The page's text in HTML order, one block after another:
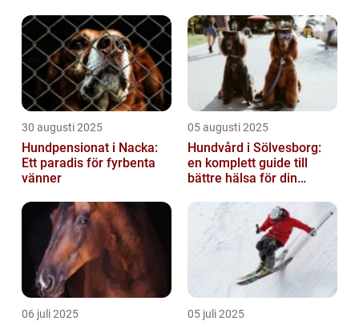
30 augusti 2025
Hundpensionat i Nacka:
Ett paradis för fyrbenta
vänner
05 augusti 2025
Hundvård i Sölvesborg:
en komplett guide till
bättre hälsa för din
06 juli 2025 05 juli 2025